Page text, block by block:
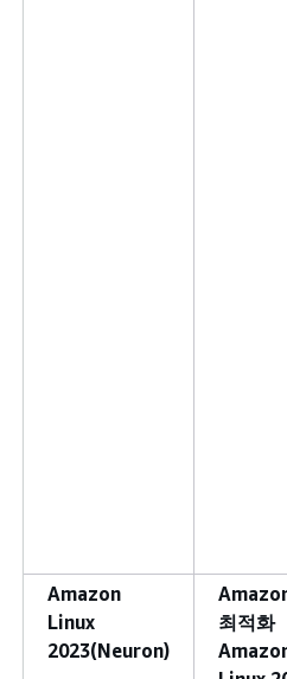
Amazon
Linux
2023(Neuron)
최적화